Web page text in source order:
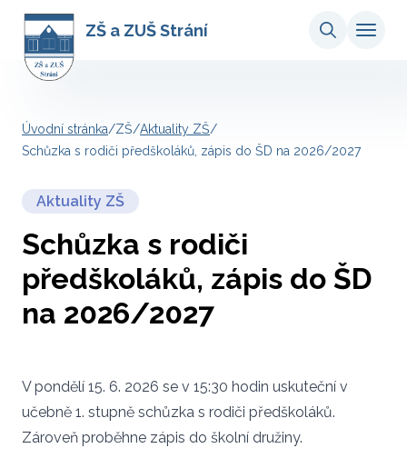
ZŠ a ZUŠ Strání
Úvodní stránka/ZŠ/Aktuality ZŠ/
Schůzka s rodiči předškoláků, zápis do ŠD na 2026/2027
Aktuality ZŠ
Schůzka s rodiči
předškoláků, zápis do ŠD
na 2026/2027
V pondělí 15. 6. 2026 se v 15:30 hodin uskuteční v
učebně 1. stupně schůzka s rodiči předškoláků.
Zároveň proběhne zápis do školní družiny.